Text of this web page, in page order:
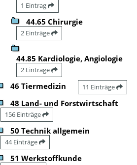
1 Eintrag
44.65 Chirurgie
2 Einträge
44.85 Kardiologie, Angiologie
2 Einträge
46 Tiermedizin 11 Einträge
48 Land- und Forstwirtschaft
156 Einträge
50 Technik allgemein
44 Einträge
51 Werkstoffkunde